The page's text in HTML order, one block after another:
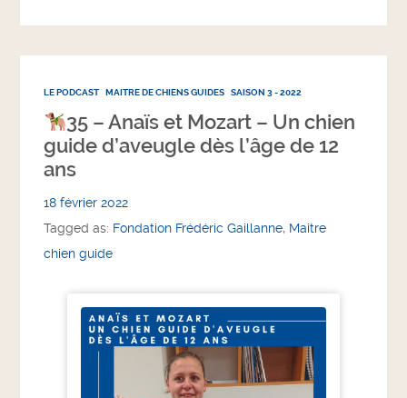
LE PODCAST MAITRE DE CHIENS GUIDES SAISON 3 - 2022
35 – Anaïs et Mozart – Un chien
guide d’aveugle dès l’âge de 12
ans
18 février 2022
Tagged as: Fondation Frédéric Gaillanne, Maitre
chien guide